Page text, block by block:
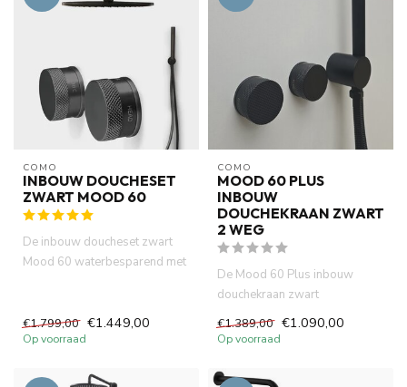
COMO
INBOUW DOUCHESET
ZWART MOOD 60
De inbouw doucheset zwart
Mood 60 waterbesparend met
€1.799,00 €1.449,00
Op voorraad
COMO
MOOD 60 PLUS
INBOUW
DOUCHEKRAAN ZWART
2 WEG
De Mood 60 Plus inbouw
douchekraan zwart
transformeert uw badkamer in
een luxe s...
€1.389,00 €1.090,00
Op voorraad